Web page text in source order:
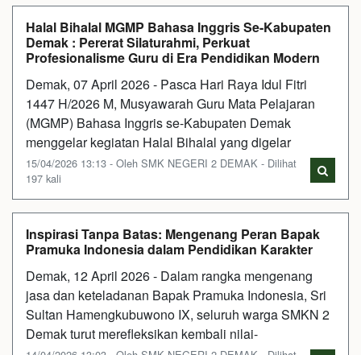
Halal Bihalal MGMP Bahasa Inggris Se-Kabupaten
Demak : Pererat Silaturahmi, Perkuat
Profesionalisme Guru di Era Pendidikan Modern
Demak, 07 April 2026 - Pasca Hari Raya Idul Fitri
1447 H/2026 M, Musyawarah Guru Mata Pelajaran
(MGMP) Bahasa Inggris se-Kabupaten Demak
menggelar kegiatan Halal Bihalal yang digelar
15/04/2026 13:13 - Oleh SMK NEGERI 2 DEMAK - Dilihat
197 kali
Inspirasi Tanpa Batas: Mengenang Peran Bapak
Pramuka Indonesia dalam Pendidikan Karakter
Demak, 12 April 2026 - Dalam rangka mengenang
jasa dan keteladanan Bapak Pramuka Indonesia, Sri
Sultan Hamengkubuwono IX, seluruh warga SMKN 2
Demak turut merefleksikan kembali nilai-